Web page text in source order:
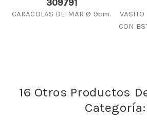
309791
CARACOLAS DE MAR Ø 9cm.
VASITO
CON
16 Otros Productos
Categoría: